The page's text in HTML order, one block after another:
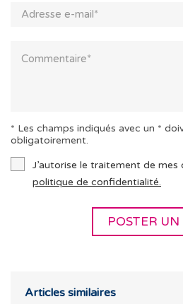
* Les champs indiqués avec un *
obligatoirement.
J’autorise le traitement de mes
politique de confidentialité.
Articles similaires